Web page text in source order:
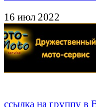
16 июл 2022
ссылка на группу в